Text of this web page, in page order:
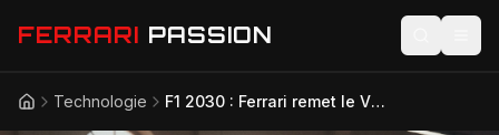
FERRARI PASSION
Actualités
AccueilTechnologie F1 2030 : Ferrari remet le V8 au cœur du débat sur l’avenir des moteurs